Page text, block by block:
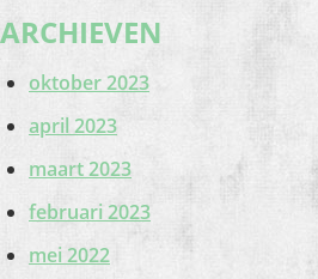
ARCHIEVEN
oktober 2023
april 2023
maart 2023
februari 2023
mei 2022